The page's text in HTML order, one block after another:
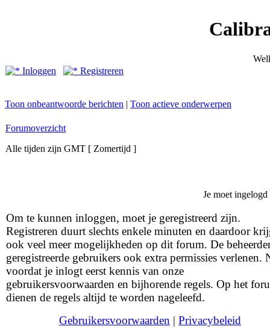
Inloggen
Registreren
Toon onbeantwoorde berichten | Toon actieve onderwerpen
Forumoverzicht
Alle tijden zijn GMT [ Zomertijd ]
Je moet
Om te kunnen inloggen, moet je geregistreerd zijn.
Registreren duurt slechts enkele minuten en daardoor
ook veel meer mogelijkheden op dit forum. De
geregistreerde gebruikers ook extra permissies verlenen.
voordat je inlogt eerst kennis van onze
gebruikersvoorwaarden en bijhorende regels. Op het
dienen de regels altijd te worden nageleefd.
Gebruikersvoorwaarden | Privacybeleid